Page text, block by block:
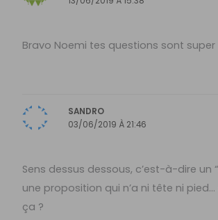
Bravo Noemi tes questions sont super
SANDRO
03/06/2019 À 21:46
Sens dessus dessous, c’est-à-dire un
une proposition qui n’a ni tête ni
ça ?